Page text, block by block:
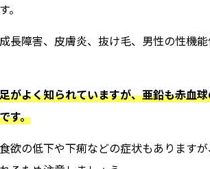
。
長障害、皮膚炎、抜け毛、男性の性機
がよく知られていますが、亜鉛も赤血
す。
欲の低下や下痢などの症状もあります